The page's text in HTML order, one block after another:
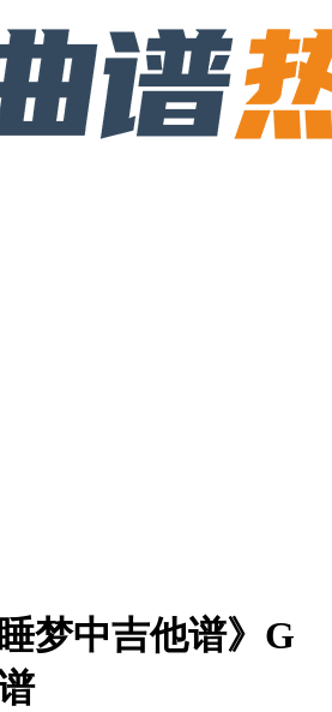
梦中吉他谱》G